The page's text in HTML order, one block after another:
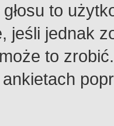
głosu to
jeśli jednak
to